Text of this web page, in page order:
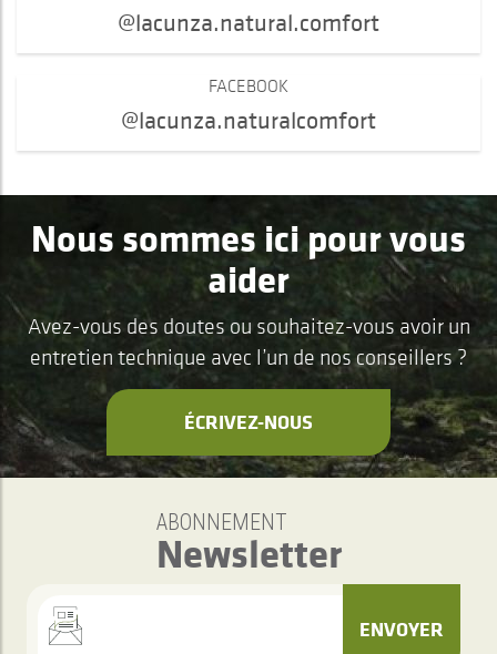
FACEBOOK
@lacunza.naturalcomfort
@lacunza.natural.comfort
Nous sommes ici pour vous
aider
Avez-vous des doutes ou souhaitez-vous avoir un
entretien technique avec l’un de nos conseillers ?
ÉCRIVEZ-NOUS
ABONNEMENT
Newsletter
ENVOYER